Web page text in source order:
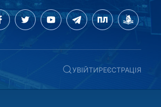
УВІЙТИРЕЄСТРАЦІЯ